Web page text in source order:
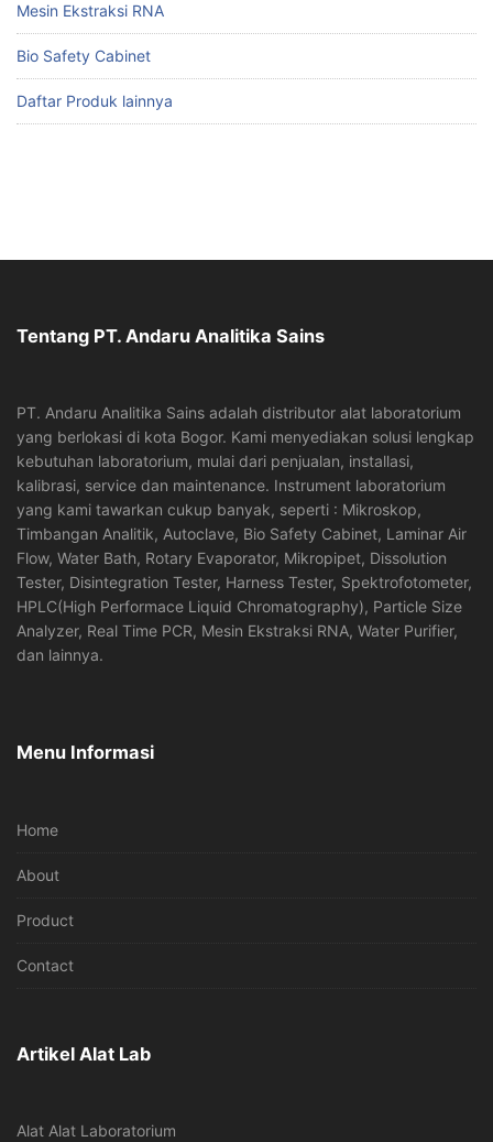
Mesin Ekstraksi RNA
Bio Safety Cabinet
Daftar Produk lainnya
Tentang PT. Andaru Analitika Sains
PT. Andaru Analitika Sains adalah distributor alat laboratorium
yang berlokasi di kota Bogor. Kami menyediakan solusi lengkap
kebutuhan laboratorium, mulai dari penjualan, installasi,
kalibrasi, service dan maintenance. Instrument laboratorium
yang kami tawarkan cukup banyak, seperti : Mikroskop,
Timbangan Analitik, Autoclave, Bio Safety Cabinet, Laminar Air
Flow, Water Bath, Rotary Evaporator, Mikropipet, Dissolution
Tester, Disintegration Tester, Harness Tester, Spektrofotometer,
HPLC(High Performace Liquid Chromatography), Particle Size
Analyzer, Real Time PCR, Mesin Ekstraksi RNA, Water Purifier,
dan lainnya.
Menu Informasi
Home
About
Product
Contact
Artikel Alat Lab
Alat Alat Laboratorium